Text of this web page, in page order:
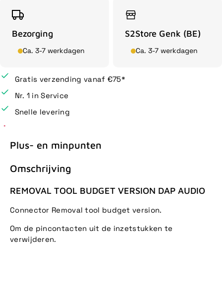
Bezorging
Ca. 3-7 werkdagen
S2Store Genk (BE)
Ca. 3-7 werkdagen
Gratis verzending vanaf €75*
Nr. 1 in Service
Snelle levering
Plus- en minpunten
Omschrijving
REMOVAL TOOL BUDGET VERSION DAP AUDIO
Connector Removal tool budget version.
Om de pincontacten uit de inzetstukken te
verwijderen.